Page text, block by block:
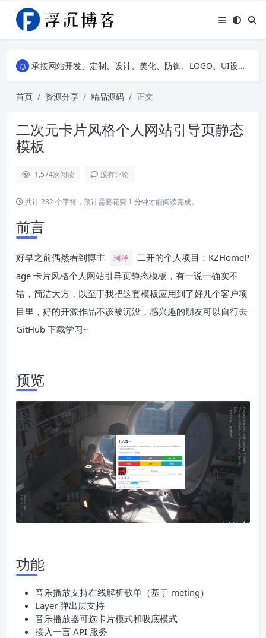
浮沉API，提供二次元动漫图片API、高清风景壁纸API、网易云热评API、精选诗集API，自建JS特效等，让您的网站随心所动不再单调~
承接网站开发、定制、设计、美化、防御、LOGO、UI设计、服务器租赁等网络业务，点我下滑可以看到部分案例展示，欢迎老板前来咨询详谈~
承接网站开发、定制、设计、美化、防御、LOGO、UI设计、服务器租赁等网络业务，点我下滑可以看到部分案例展示，欢迎老板前来咨询详谈~
首页 资源分享 精品源码 正文
二次元卡片风格个人网站引导页静态
模板
1,574次阅读 没有评论
共计 282 个字符，预计需要花费 1 分钟才能阅读完成。
前言
好早之前偶然看到博主 珂泽
二开的个人项目：KZHomeP
age 卡片风格个人网站引导页静态模板，有一说一确实不
错，简洁大方，以至于我把这套模板应用到了好几个客户项
目里，好的开源作品不该被沉没，感兴趣的朋友可以自行去
GitHub 下载学习~
预览
功能
音乐播放支持在线解析歌单（基于 meting）
Layer 弹出层支持
音乐播放器可选卡片模式和吸底模式
接入一言 API 服务